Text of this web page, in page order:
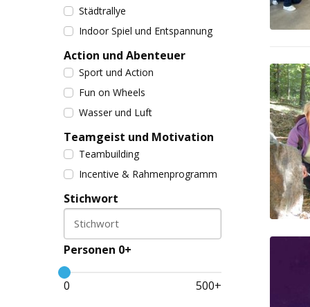
Städtrallye
Indoor Spiel und Entspannung
Action und Abenteuer
Sport und Action
Fun on Wheels
Wasser und Luft
Teamgeist und Motivation
Teambuilding
Incentive & Rahmenprogramm
Stichwort
Stichwort
Personen 0+
0 500+